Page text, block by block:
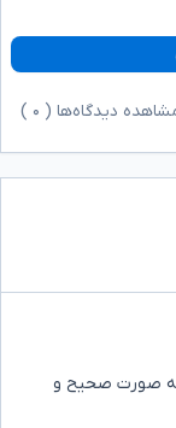
دیدگاه‌ها ( ۰
صورت صحیح و